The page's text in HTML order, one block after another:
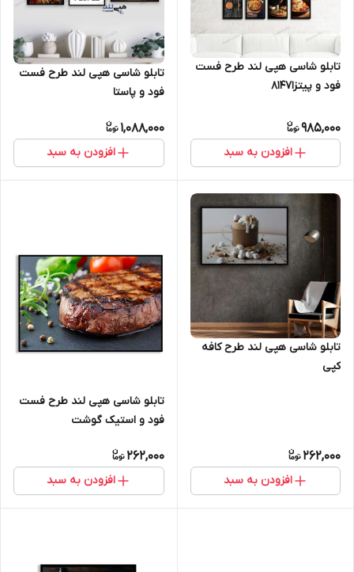
تابلو شاسی هپی لند طرح فست
فود و پیتزا8147
985,000
افزودن به سبد
تابلو شاسی هپی لند طرح فست
فود و پاستا
1,088,000
افزودن به سبد
تابلو شاسی هپی لند طرح کافه
کپی
262,000
افزودن به سبد
تابلو شاسی هپی لند طرح فست
فود و استیک گوشت
262,000
افزودن به سبد